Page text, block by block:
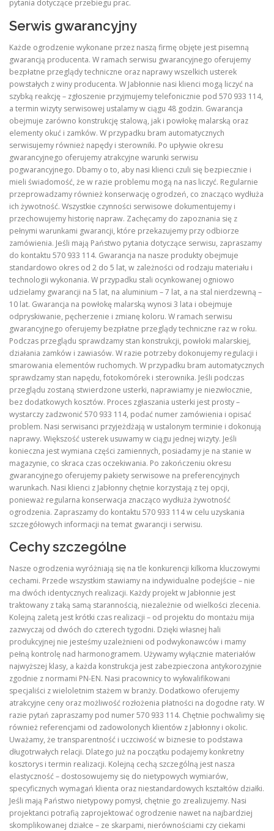
pytania dotyczące przebiegu prac.
Serwis gwarancyjny
Każde ogrodzenie wykonane przez naszą firmę objęte jest pisemną
gwarancją producenta. W ramach serwisu gwarancyjnego oferujemy
bezpłatne przeglądy techniczne oraz naprawy wszelkich usterek
powstałych z winy producenta. W Jabłonnie nasi klienci mogą liczyć na
szybką reakcję – zgłoszenie przyjmujemy telefonicznie pod 570 933 114,
a termin wizyty serwisowej ustalamy w ciągu 48 godzin. Gwarancja
obejmuje zarówno konstrukcję stalową, jak i powłokę malarską oraz
elementy okuć i zamków. W przypadku bram automatycznych
serwisujemy również napędy i sterowniki. Po upływie okresu
gwarancyjnego oferujemy atrakcyjne warunki serwisu
pogwarancyjnego. Dbamy o to, aby nasi klienci czuli się bezpiecznie i
mieli świadomość, że w razie problemu mogą na nas liczyć. Regularnie
przeprowadzamy również konserwację ogrodzeń, co znacząco wydłuża
ich żywotność. Wszystkie czynności serwisowe dokumentujemy i
przechowujemy historię napraw. Zachęcamy do zapoznania się z
pełnymi warunkami gwarancji, które przekazujemy przy odbiorze
zamówienia. Jeśli mają Państwo pytania dotyczące serwisu, zapraszamy
do kontaktu 570 933 114. Gwarancja na nasze produkty obejmuje
standardowo okres od 2 do 5 lat, w zależności od rodzaju materiału i
technologii wykonania. W przypadku stali ocynkowanej ogniowo
udzielamy gwarancji na 5 lat, na aluminium – 7 lat, a na stal nierdzewną –
10 lat. Gwarancja na powłokę malarską wynosi 3 lata i obejmuje
odpryskiwanie, pęcherzenie i zmianę koloru. W ramach serwisu
gwarancyjnego oferujemy bezpłatne przeglądy techniczne raz w roku.
Podczas przeglądu sprawdzamy stan konstrukcji, powłoki malarskiej,
działania zamków i zawiasów. W razie potrzeby dokonujemy regulacji i
smarowania elementów ruchomych. W przypadku bram automatycznych
sprawdzamy stan napędu, fotokomórek i sterownika. Jeśli podczas
przeglądu zostaną stwierdzone usterki, naprawiamy je niezwłocznie,
bez dodatkowych kosztów. Proces zgłaszania usterki jest prosty –
wystarczy zadzwonić 570 933 114, podać numer zamówienia i opisać
problem. Nasi serwisanci przyjeżdżają w ustalonym terminie i dokonują
naprawy. Większość usterek usuwamy w ciągu jednej wizyty. Jeśli
konieczna jest wymiana części zamiennych, posiadamy je na stanie w
magazynie, co skraca czas oczekiwania. Po zakończeniu okresu
gwarancyjnego oferujemy pakiety serwisowe na preferencyjnych
warunkach. Nasi klienci z Jabłonny chętnie korzystają z tej opcji,
ponieważ regularna konserwacja znacząco wydłuża żywotność
ogrodzenia. Zapraszamy do kontaktu 570 933 114 w celu uzyskania
szczegółowych informacji na temat gwarancji i serwisu.
Cechy szczególne
Nasze ogrodzenia wyróżniają się na tle konkurencji kilkoma kluczowymi
cechami. Przede wszystkim stawiamy na indywidualne podejście – nie
ma dwóch identycznych realizacji. Każdy projekt w Jabłonnie jest
traktowany z taką samą starannością, niezależnie od wielkości zlecenia.
Kolejną zaletą jest krótki czas realizacji – od projektu do montażu mija
zazwyczaj od dwóch do czterech tygodni. Dzięki własnej hali
produkcyjnej nie jesteśmy uzależnieni od podwykonawców i mamy
pełną kontrolę nad harmonogramem. Używamy wyłącznie materiałów
najwyższej klasy, a każda konstrukcja jest zabezpieczona antykorozyjnie
zgodnie z normami PN-EN. Nasi pracownicy to wykwalifikowani
specjaliści z wieloletnim stażem w branży. Dodatkowo oferujemy
atrakcyjne ceny oraz możliwość rozłożenia płatności na dogodne raty. W
razie pytań zapraszamy pod numer 570 933 114. Chętnie pochwalimy się
również referencjami od zadowolonych klientów z Jabłonny i okolic.
Uważamy, że transparentność i uczciwość w biznesie to podstawa
długotrwałych relacji. Dlatego już na początku podajemy konkretny
kosztorys i termin realizacji. Kolejną cechą szczególną jest nasza
elastyczność – dostosowujemy się do nietypowych wymiarów,
specyficznych wymagań klienta oraz niestandardowych kształtów działki.
Jeśli mają Państwo nietypowy pomysł, chętnie go zrealizujemy. Nasi
projektanci potrafią zaprojektować ogrodzenie nawet na najbardziej
skomplikowanej działce – ze skarpami, nierównościami czy ciekami